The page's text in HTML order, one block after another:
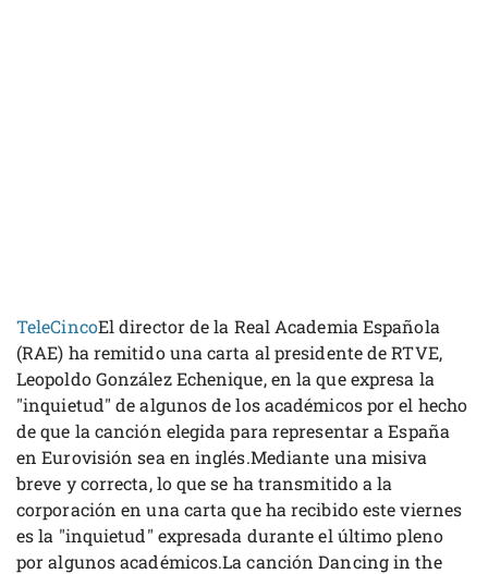
TeleCincoEl director de la Real Academia Española
(RAE) ha remitido una carta al presidente de RTVE,
Leopoldo González Echenique, en la que expresa la
"inquietud" de algunos de los académicos por el hecho
de que la canción elegida para representar a España
en Eurovisión sea en inglés.Mediante una misiva
breve y correcta, lo que se ha transmitido a la
corporación en una carta que ha recibido este viernes
es la "inquietud" expresada durante el último pleno
por algunos académicos.La canción Dancing in the